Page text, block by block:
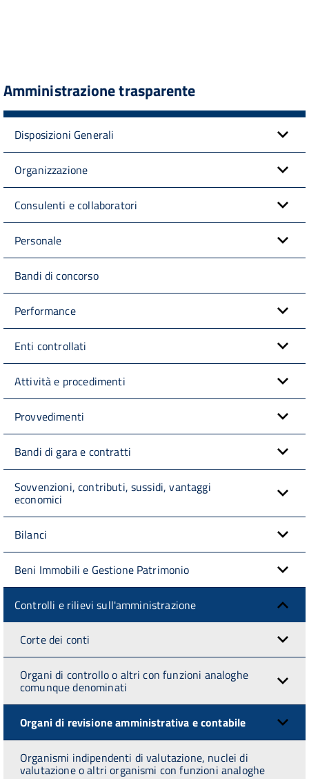
Amministrazione trasparente
Disposizioni Generali
Organizzazione
Consulenti e collaboratori
Personale
Bandi di concorso
Performance
Enti controllati
Attività e procedimenti
Provvedimenti
Bandi di gara e contratti
Sovvenzioni, contributi, sussidi, vantaggi
economici
Bilanci
Beni Immobili e Gestione Patrimonio
Controlli e rilievi sull'amministrazione
Corte dei conti
Organi di controllo o altri con funzioni analoghe
comunque denominati
Organi di revisione amministrativa e contabile
Organismi indipendenti di valutazione, nuclei di
valutazione o altri organismi con funzioni analoghe